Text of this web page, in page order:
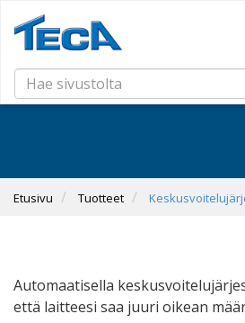
Etusivu Tuotteet
Automaatisella
että laitteesi saa juuri oikean